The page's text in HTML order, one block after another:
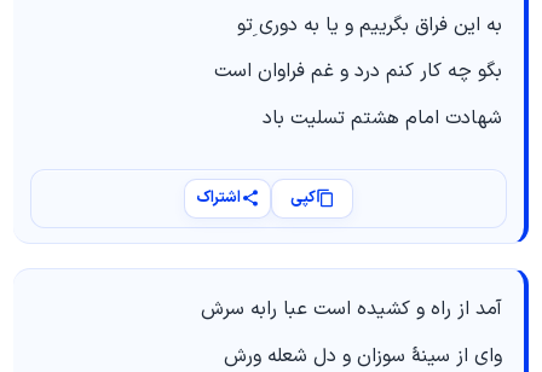
به این فراق بگرییم و یا به دوری ِتو
بگو چه كار كنم درد و غم فراوان است
شهادت امام هشتم تسلیت باد
کپی اشتراک
آمد از راه و کشیده است عبا رابه سرش
وای از سینۀ سوزان و دل شعله ورش